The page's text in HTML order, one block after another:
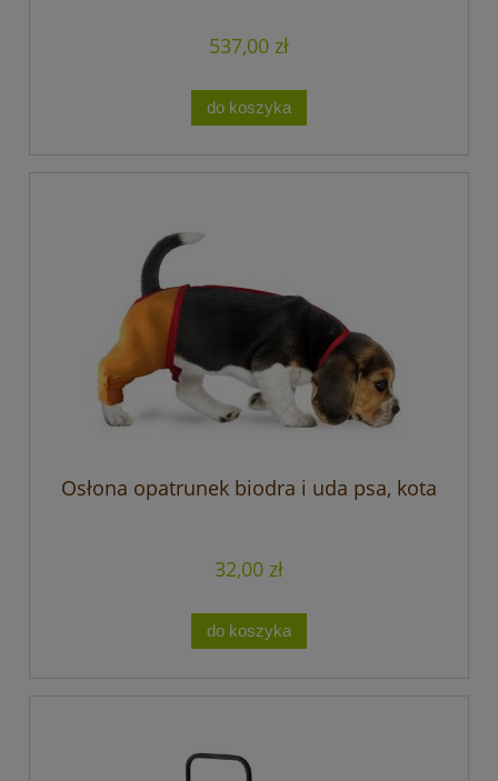
537,00 zł
do koszyka
Osłona opatrunek biodra i uda psa, kota
32,00 zł
do koszyka